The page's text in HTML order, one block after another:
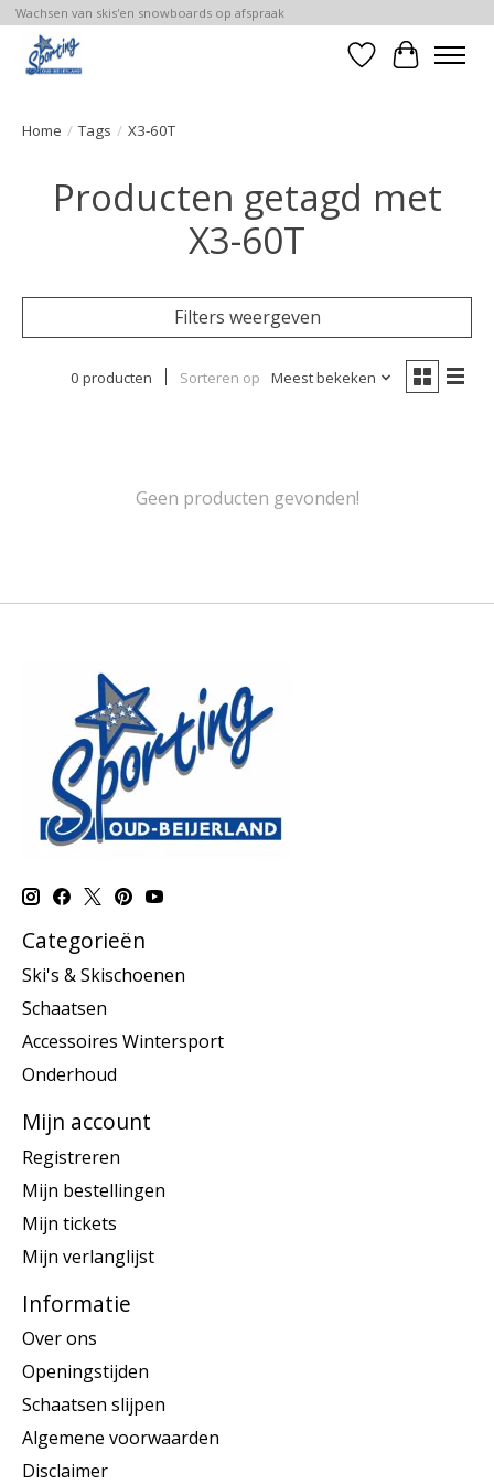
Wachsen van skis'en snowboards op afspraak
Verlanglijst
Home / Tags / X3-60T
Producten getagd met
X3-60T
Filters weergeven
0 producten Sorteren op Meest bekeken
Geen producten gevonden!
Categorieën
Ski's & Skischoenen
Schaatsen
Accessoires Wintersport
Onderhoud
Mijn account
Registreren
Mijn bestellingen
Mijn tickets
Mijn verlanglijst
Informatie
Over ons
Openingstijden
Schaatsen slijpen
Algemene voorwaarden
Disclaimer